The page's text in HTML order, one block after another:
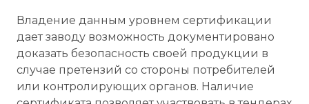
Владение данным уровнем сертификации
дает заводу возможность документировано
доказать безопасность своей продукции в
случае претензий со стороны потребителей
или контролирующих органов. Наличие